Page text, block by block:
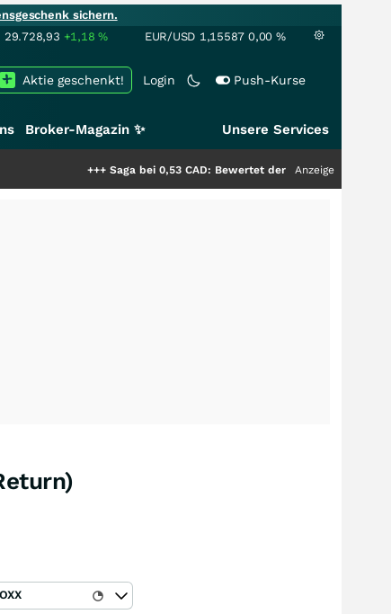
sichern.
29.728,93 +1,18% EUR/USD 1,15587 0,00 %
Login Push-Kurse
Aktie geschenkt!
Broker-Magazin ✨ Unsere Services
Saga bei 0,53 CAD: Bewertet der Markt noch immer nur
Anzeige